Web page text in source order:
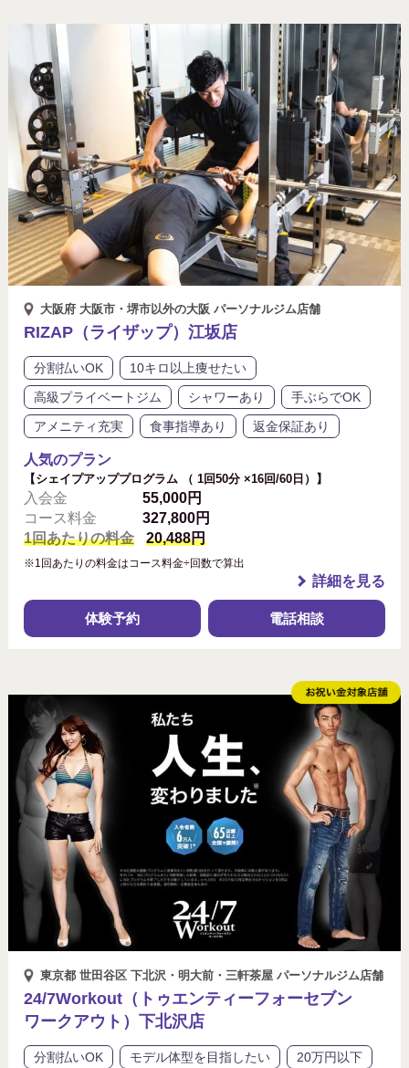
大阪府 大阪市・堺市以外の大阪 パーソナルジム店舗
RIZAP（ライザップ）江坂店
分割払いOK
10キロ以上痩せたい
高級プライベートジム
シャワーあり
手ぶらでOK
アメニティ充実
食事指導あり 返金保証あり
人気のプラン
【シェイプアッププログラム （ 1回50分 ×16回/60日）】
入会金
55,000円
コース料金
327,800円
1回あたりの料金
20,488円
※1回あたりの料金はコース料金÷回数で算出
詳細を見る
体験予約 電話相談
東京都 世田谷区 下北沢・明大前・三軒茶屋 パーソナルジム店舗
24/7Workout（トゥエンティーフォーセブン
ワークアウト）下北沢店
分割払いOK モデル体型を目指したい
20万円以下